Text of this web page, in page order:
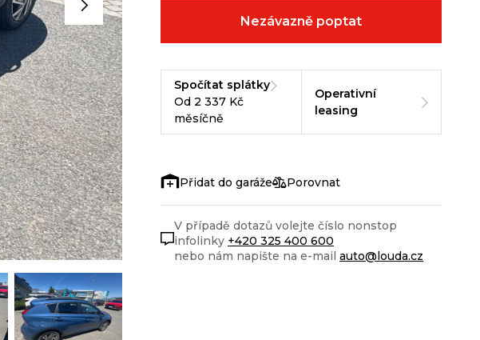
Nezávazně poptat
Spočítat splátky
Od 2 337 Kč
měsíčně
Operativní
leasing
Porovnat
V případě dotazů volejte číslo nonstop
infolinky +420 325 400 600
nebo nám napište na e-mail auto@louda.cz